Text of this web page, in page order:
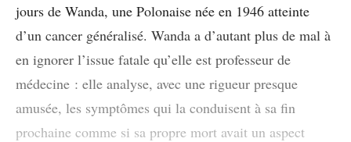
jours de Wanda, une Polonaise née en 1946 atteinte
d’un cancer généralisé. Wanda a d’autant plus de mal à
en ignorer l’issue fatale qu’elle est professeur de
médecine : elle analyse, avec une rigueur presque
amusée, les symptômes qui la conduisent à sa fin
prochaine comme si sa propre mort avait un aspect